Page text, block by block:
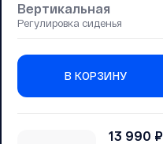
Вертикальная
Регулировка сиденья
В КОРЗИНУ
13 990 ₽